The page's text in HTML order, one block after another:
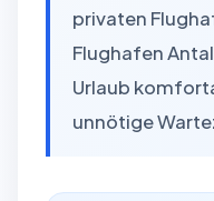
privaten
Flughafen
Urlaub
unnötige